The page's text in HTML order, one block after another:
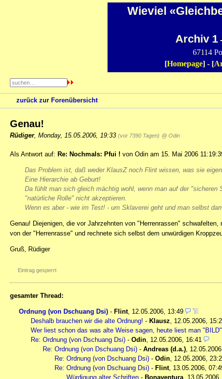
Wieviel
Archiv 1
67114
[Homepage] - [
zurück zur Forenübersicht
Genau!
Rüdiger, Monday, 15.05.2006, 19:33 (vor 7390 Tagen) @ Odin
Als Antwort auf: Re: Nochmals: Pfui ! von Odin am 15. Mai 2006
Das Problem ist, daß weder KlausZ noch Flint wissen, was sie
Eine Hierarchie ab Geburt!
Da fühlt man sich gleich mächtig wohl, wenn man auf der
"natürliche Rolle" nicht akzeptieren.
Wenn es aber - wie im Test! - um Sklaverei geht und man selbst
Genau! Diejenigen, die vor Jahrzehnten von "Herrenrassen"
von der "Herrenrasse" und rechnete sich selbst dem unwürdigen
Gruß, Rüdiger
Eintrag gesperrt
gesamter Thread:
Ordnung (von Dschuang Dsi) - Flint, 12.05.2006, 13:49
Deshalb brauchen wir die alte Ordnung! - Klausz, 12.05.2006,
Wer liest schon das was alte Weise sagen, heute liest man
Re: Ordnung (von Dschuang Dsi) - Odin, 12.05.2006, 16:41
Re: Ordnung (von Dschuang Dsi) - Andreas (d.a.),
Re: Ordnung (von Dschuang Dsi) - Odin, 12.05.2006,
Re: Ordnung (von Dschuang Dsi) - Flint, 13.05.2006,
Würdigung alter Schriften - Bonaventura,